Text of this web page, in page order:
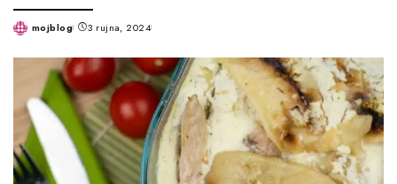
Postedmojblog 3 rujna, 2024